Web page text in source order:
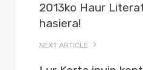
2013ko Haur
hasiera!
NEXT ARTICLE